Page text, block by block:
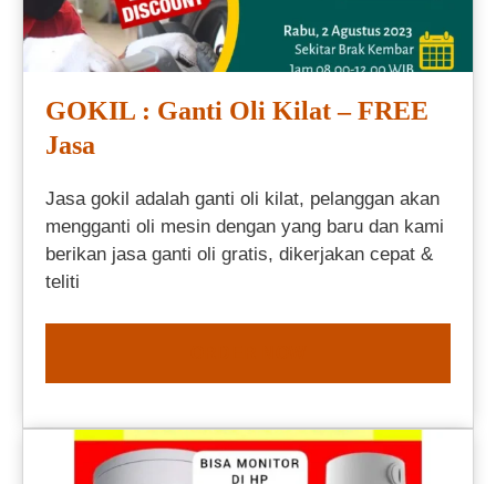
GOKIL : Ganti Oli Kilat – FREE
Jasa
Jasa gokil adalah ganti oli kilat, pelanggan akan
mengganti oli mesin dengan yang baru dan kami
berikan jasa ganti oli gratis, dikerjakan cepat &
teliti